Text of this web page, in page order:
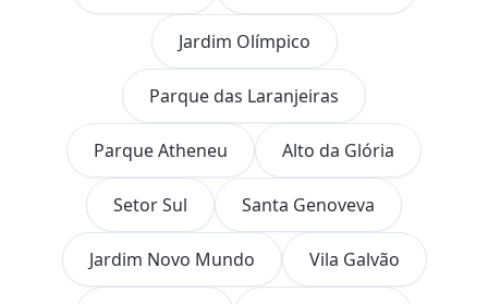
Jardim Olímpico
Parque das Laranjeiras
Parque Atheneu Alto da Glória
Setor Sul Santa Genoveva
Jardim Novo Mundo Vila Galvão